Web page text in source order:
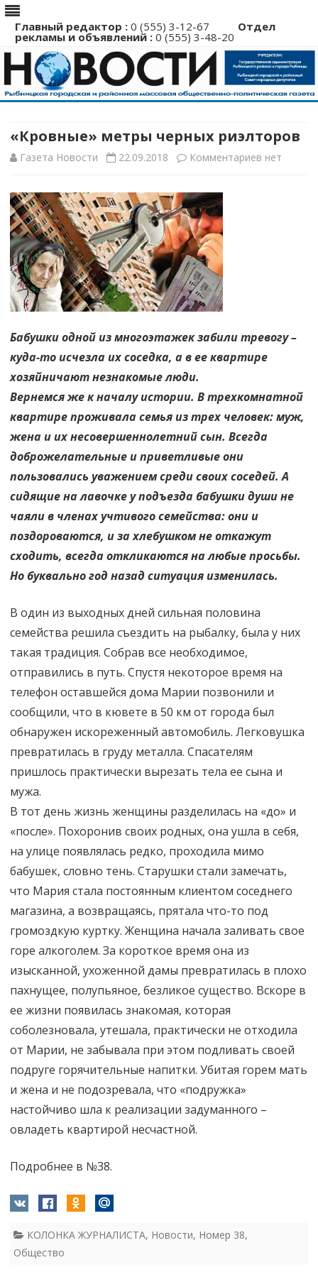
Главный редактор : 0 (555) 3-12-67 Отдел
рекламы и объявлений : 0 (555) 3-48-20
Перейти
«Кровные» метры черных риэлторов
Газета Новости 22.09.2018 Комментариев кнет
Бабушки одной из многоэтажек забили тревогу –
куда-то исчезла их соседка, а в ее квартире
хозяйничают незнакомые люди.
Вернемся же к началу истории. В трехкомнатной
квартире проживала семья из трех человек: муж,
жена и их несовершеннолетний сын. Всегда
доброжелательные и приветливые они
пользовались уважением среди своих соседей. А
сидящие на лавочке у подъезда бабушки души не
чаяли в членах учтивого семейства: они и
поздороваются, и за хлебушком не откажут
сходить, всегда откликаются на любые просьбы.
Но буквально год назад ситуация изменилась.
В один из выходных дней сильная половина
семейства решила съездить на рыбалку, была у них
такая традиция. Собрав все необходимое,
отправились в путь. Спустя некоторое время на
телефон оставшейся дома Марии позвонили и
сообщили, что в кювете в 50 км от города был
обнаружен искореженный автомобиль. Легковушка
превратилась в груду металла. Спасателям
пришлось практически вырезать тела ее сына и
мужа.
В тот день жизнь женщины разделилась на «до» и
«после». Похоронив своих родных, она ушла в себя,
на улице появлялась редко, проходила мимо
бабушек, словно тень. Старушки стали замечать,
что Мария стала постоянным клиентом соседнего
магазина, а возвращаясь, прятала что-то под
громоздкую куртку. Женщина начала заливать свое
горе алкоголем. За короткое время она из
изысканной, ухоженной дамы превратилась в плохо
пахнущее, полупьяное, безликое существо. Вскоре в
ее жизни появилась знакомая, которая
соболезновала, утешала, практически не отходила
от Марии, не забывала при этом подливать своей
подруге горячительные напитки. Убитая горем мать
и жена и не подозревала, что «подружка»
настойчиво шла к реализации задуманного –
овладеть квартирой несчастной.
Подробнее в №38.
КОЛОНКА ЖУРНАЛИСТА, Новости, Номер 38,
Общество